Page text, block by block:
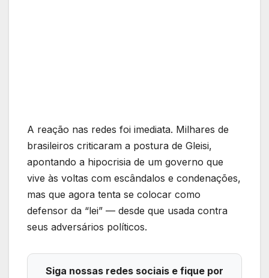
A reação nas redes foi imediata. Milhares de
brasileiros criticaram a postura de Gleisi,
apontando a hipocrisia de um governo que
vive às voltas com escândalos e condenações,
mas que agora tenta se colocar como
defensor da “lei” — desde que usada contra
seus adversários políticos.
Siga nossas redes sociais e fique por